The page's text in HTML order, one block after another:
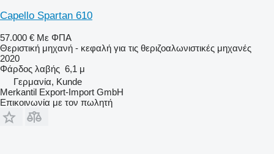
Capello Spartan 610
57.000 € Με ΦΠΑ
Θεριστική μηχανή - κεφαλή για τις θεριζοαλωνιστικές μηχανές
2020
Φάρδος λαβής 6,1 μ
Γερμανία, Kunde
Merkantil Export-Import GmbH
Επικοινωνία με τον πωλητή